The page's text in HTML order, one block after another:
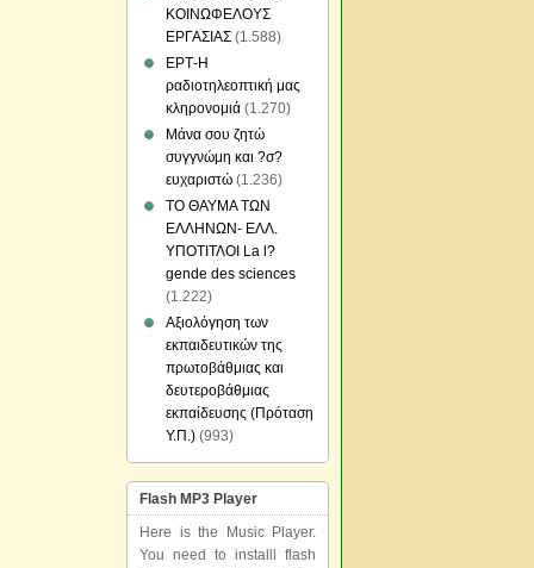
ΚΟΙΝΩΦΕΛΟΥΣ
ΕΡΓΑΣΙΑΣ (1.588)
ΕΡΤ-Η
ραδιοτηλεοπτική μας
κληρονομιά (1.270)
Μάνα σου ζητώ
συγγνώμη και ?σ?
ευχαριστώ (1.236)
ΤΟ ΘΑΥΜΑ ΤΩΝ
ΕΛΛΗΝΩΝ- ΕΛΛ.
ΥΠΟΤΙΤΛΟΙ La l?
gende des sciences
(1.222)
Αξιολόγηση των
εκπαιδευτικών της
πρωτοβάθμιας και
δευτεροβάθμιας
εκπαίδευσης (Πρόταση
Υ.Π.) (993)
Flash MP3 Player
Here is the Music Player.
You need to installl flash